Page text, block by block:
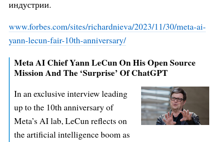
индустрии.
www.forbes.com/sites/richardnieva/2023/11/30/meta-ai-
yann-lecun-fair-10th-anniversary/
Meta AI Chief Yann LeCun On His Open Source
Mission And The ‘Surprise’ Of ChatGPT
In an exclusive interview leading
up to the 10th anniversary of
Meta’s AI lab, LeCun reflects on
the artificial intelligence boom as